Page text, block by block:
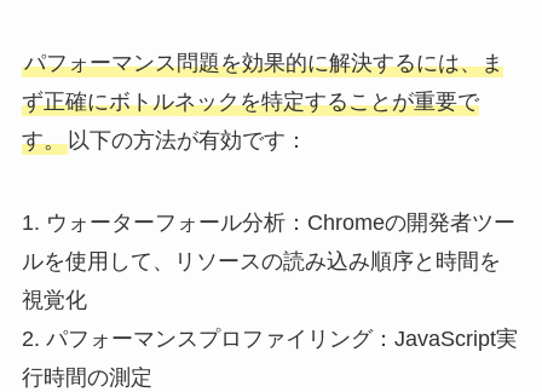
パフォーマンス問題を効果的に解決するには、ま
ず正確にボトルネックを特定することが重要で
す。以下の方法が有効です：
1. ウォーターフォール分析：Chromeの開発者ツー
ルを使用して、リソースの読み込み順序と時間を
視覚化
2. パフォーマンスプロファイリング：JavaScript実
行時間の測定